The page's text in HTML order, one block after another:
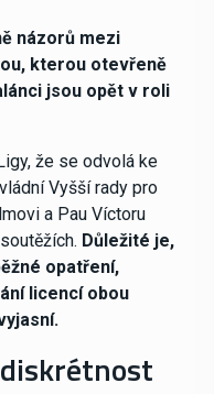
názorů mezi
kterou otevřeně
jsou opět v roli
že se odvolá ke
Vyšší rady pro
a Pau Víctoru
Důležité je,
opatření,
licencí obou